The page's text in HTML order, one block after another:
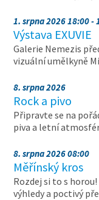
1. srpna 2026 18:00 -
Výstava EXUVIE
Galerie Nemezis
vizuální umělkyně
8. srpna 2026
Rock a pivo
Připravte se na
piva a letní
8. srpna 2026 08:00
Měřínský kros
Rozdej si to s
výhledy a poctivý